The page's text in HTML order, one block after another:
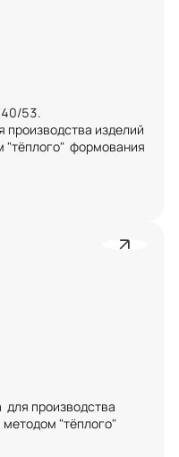
40/53.
производства изделий
формования
для производства
"тёплого"